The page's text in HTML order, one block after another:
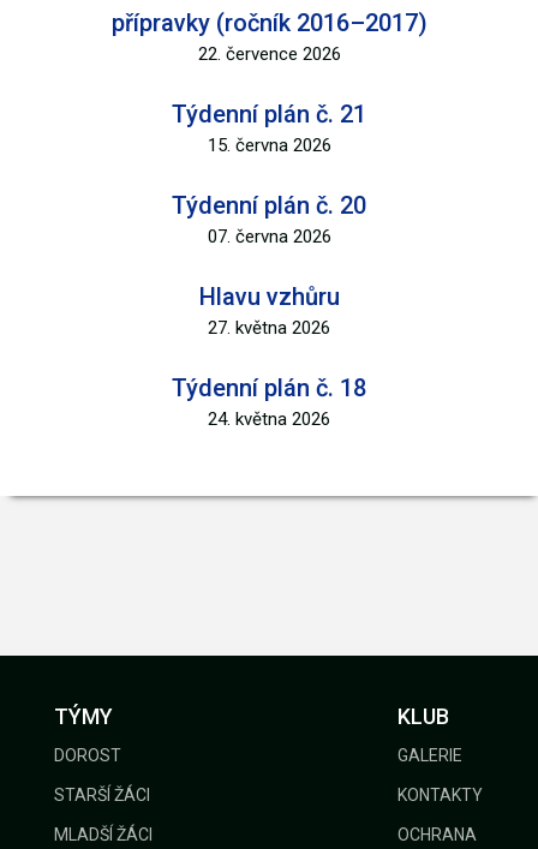
přípravky (ročník 2016–2017)
22. července 2026
Týdenní plán č. 21
15. června 2026
Týdenní plán č. 20
07. června 2026
Hlavu vzhůru
27. května 2026
Týdenní plán č. 18
24. května 2026
TÝMY
DOROST
STARŠÍ ŽÁCI
MLADŠÍ ŽÁCI
KLUB
GALERIE
KONTAKTY
OCHRANA